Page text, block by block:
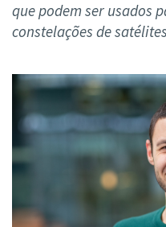
que podem ser usados
constelações de